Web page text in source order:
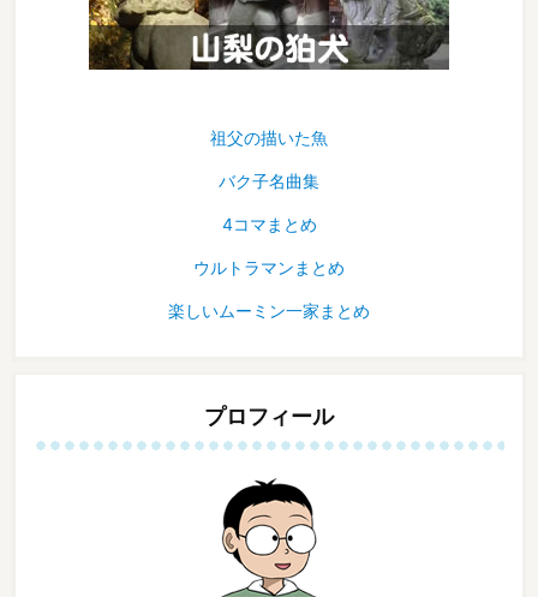
祖父の描いた魚
バク子名曲集
4コマまとめ
ウルトラマンまとめ
楽しいムーミン一家まとめ
プロフィール